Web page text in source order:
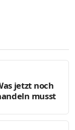
jetzt noch
musst